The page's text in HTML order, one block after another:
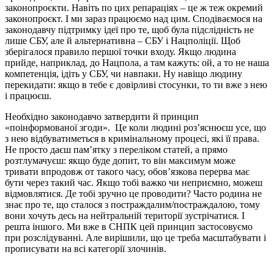
законопроєкти. Навіть по цих репараціях – це ж теж окремий
законопроєкт. І ми зараз працюємо над цим. Сподіваємося на
законодавчу підтримку ідеї про те, щоб була підслідність не
лише СБУ, але й альтернативна – СБУ і Нацполіції. Щоб
зберігалося правило першої точки входу. Якщо людина
прийде, наприклад, до Нацпола, а там кажуть: ой, а то не наша
компетенція, ідіть у СБУ, чи навпаки. Ну навіщо людину
перекидати: якщо в тебе є довірливі стосунки, то ти вже з нею
і працюєш.
Необхідно законодавчо затвердити й принцип
«поінформованої згоди». Це коли людині роз’яснюєш усе, що
з нею відбуватиметься в кримінальному процесі, які її права.
Не просто даєш пам’ятку з переліком статей, а прямо
розтлумачуєш: якщо буде допит, то він максимум може
тривати впродовж от такого часу, обов’язкова перерва має
бути через такий час. Якщо тобі важко чи неприємно, можеш
відмовлятися. Де тобі зручно це проводити? Часто родина не
знає про те, що сталося з постраждалим/постраждалою, тому
вони хочуть десь на нейтральній території зустрічатися. І
решта іншого. Ми вже в СНПК цей принцип застосовуємо
при розслідуванні. Але вирішили, що це треба масштабувати і
прописувати на всі категорії злочинів.